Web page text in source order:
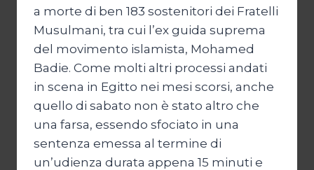
a morte di ben 183 sostenitori dei Fratelli
Musulmani, tra cui l’ex guida suprema
del movimento islamista, Mohamed
Badie. Come molti altri processi andati
in scena in Egitto nei mesi scorsi, anche
quello di sabato non è stato altro che
una farsa, essendo sfociato in una
sentenza emessa al termine di
un’udienza durata appena 15 minuti e